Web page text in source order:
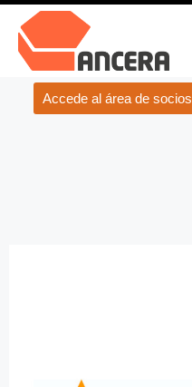
Accede al área de socios